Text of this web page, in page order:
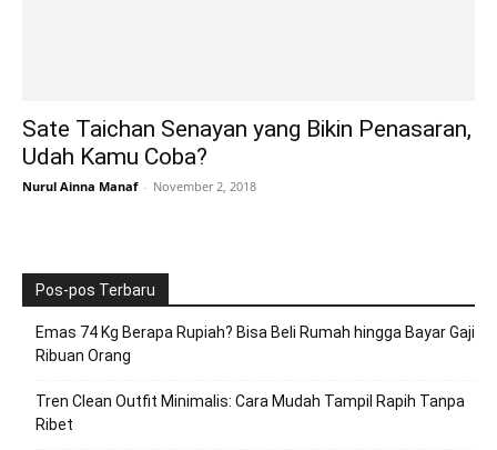
Sate Taichan Senayan yang Bikin Penasaran,
Udah Kamu Coba?
Nurul Ainna Manaf - November 2, 2018
Pos-pos Terbaru
Emas 74 Kg Berapa Rupiah? Bisa Beli Rumah hingga Bayar Gaji
Ribuan Orang
Tren Clean Outfit Minimalis: Cara Mudah Tampil Rapih Tanpa
Ribet